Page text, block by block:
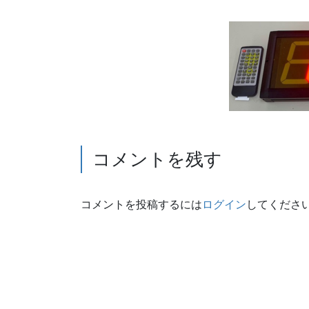
コメントを残す
コメントを投稿するには ログイン してくださ